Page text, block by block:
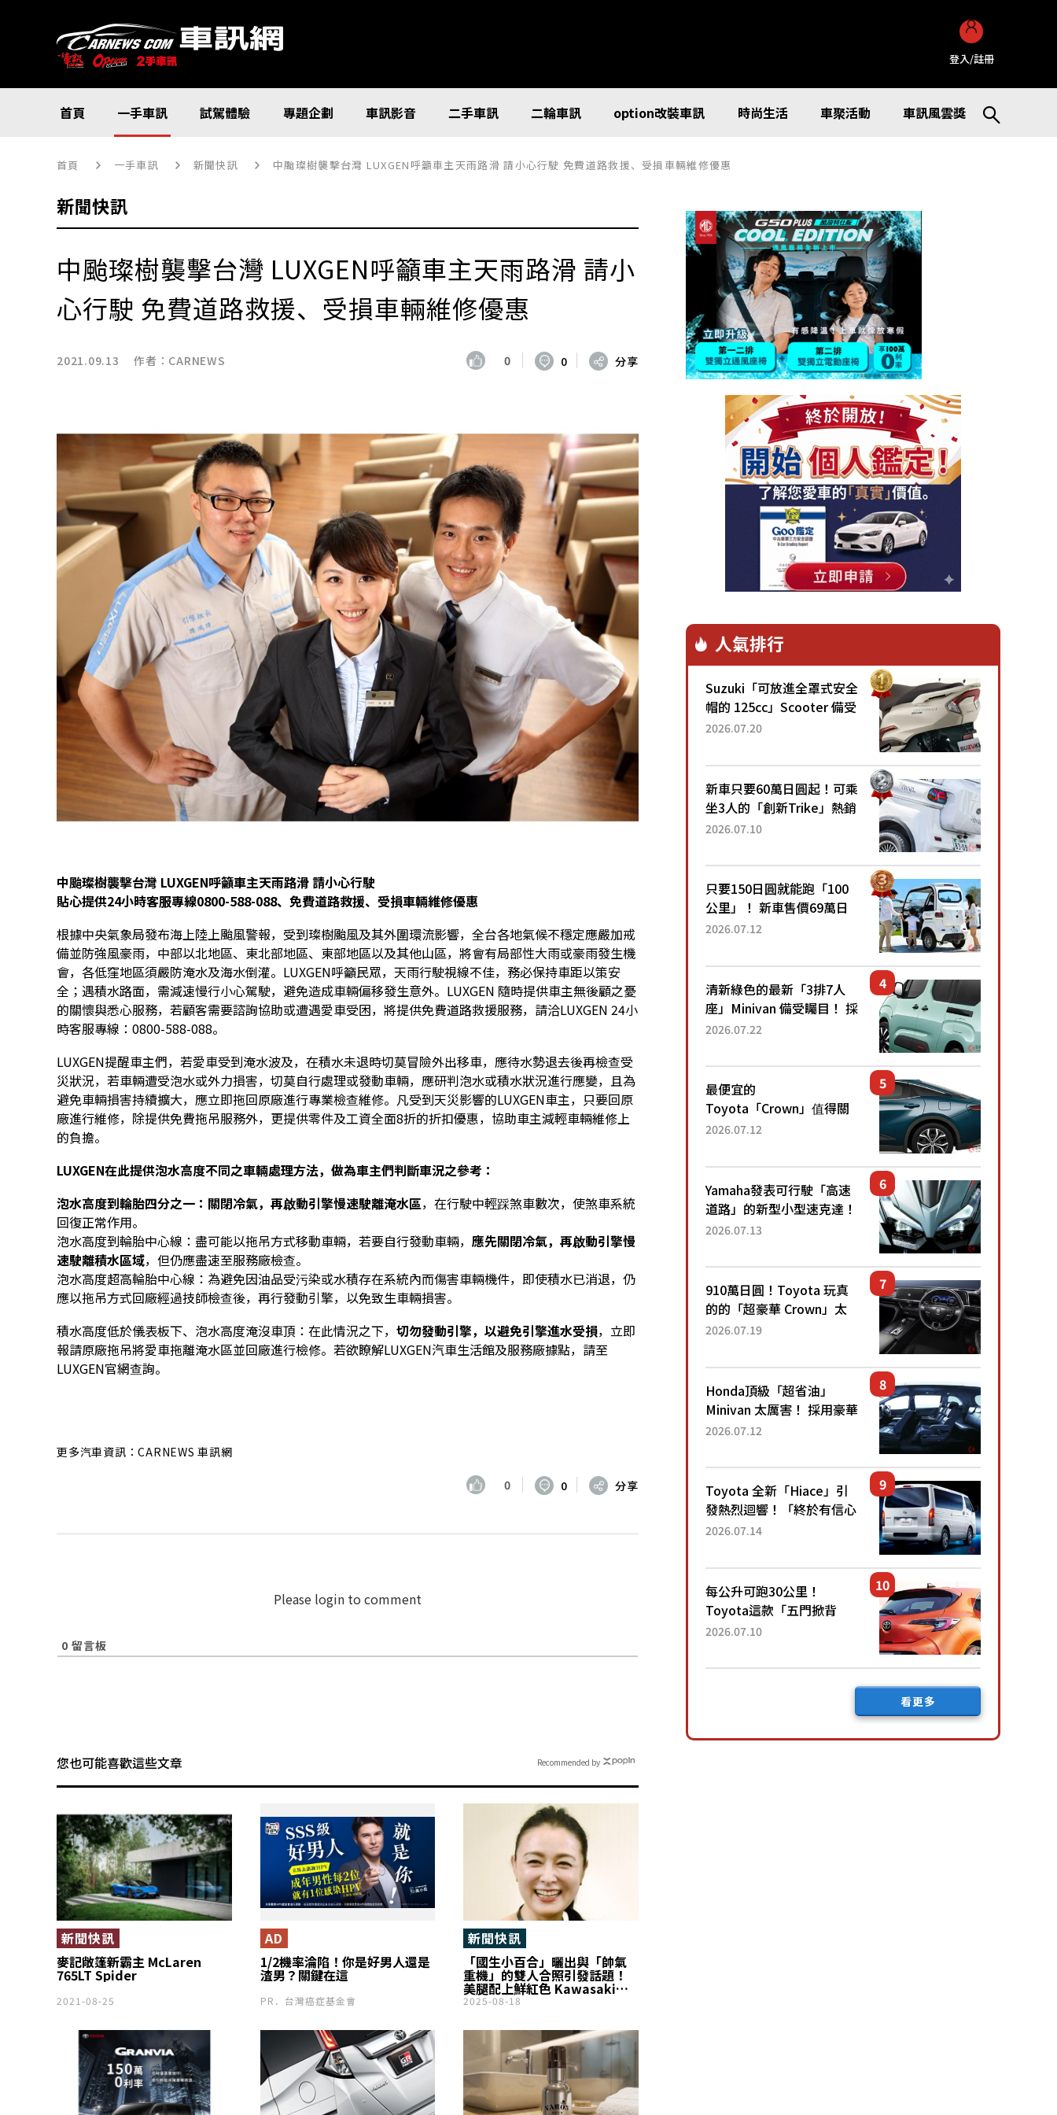
登入/註冊
首頁 一手車訊 試駕體驗 專題企劃 車訊影音 二手車訊 二輪車訊 option改裝車訊 時尚生活 車聚活動 車訊風雲獎
首頁 一手車訊 新聞快訊 中颱璨樹襲擊台灣 LUXGEN呼籲車主天雨路滑 請小心行駛 免費道路救援、受損車輛維修優惠
新聞快訊
中颱璨樹襲擊台灣 LUXGEN呼籲車主天雨路滑 請小
心行駛 免費道路救援、受損車輛維修優惠
2021.09.13 作者： CARNEWS 0 0 分享
中颱璨樹襲擊台灣 LUXGEN呼籲車主天雨路滑 請小心行駛
貼心提供24小時客服專線0800-588-088、免費道路救援、受損車輛維修優惠
根據中央氣象局發布海上陸上颱風警報，受到璨樹颱風及其外圍環流影響，全台各地氣候不穩定應嚴加戒
備並防強風豪雨，中部以北地區、東北部地區、東部地區以及其他山區，將會有局部性大雨或豪雨發生機
會，各低窪地區須嚴防淹水及海水倒灌。LUXGEN呼籲民眾，天雨行駛視線不佳，務必保持車距以策安
全；遇積水路面，需減速慢行小心駕駛，避免造成車輛偏移發生意外。LUXGEN 隨時提供車主無後顧之憂
的關懷與悉心服務，若顧客需要諮詢協助或遭遇愛車受困，將提供免費道路救援服務，請洽LUXGEN 24小
時客服專線：0800-588-088。
LUXGEN提醒車主們，若愛車受到淹水波及，在積水未退時切莫冒險外出移車，應待水勢退去後再檢查受
災狀況，若車輛遭受泡水或外力損害，切莫自行處理或發動車輛，應研判泡水或積水狀況進行應變，且為
避免車輛損害持續擴大，應立即拖回原廠進行專業檢查維修。凡受到天災影響的LUXGEN車主，只要回原
廠進行維修，除提供免費拖吊服務外，更提供零件及工資全面8折的折扣優惠，協助車主減輕車輛維修上
的負擔。
LUXGEN在此提供泡水高度不同之車輛處理方法，做為車主們判斷車況之參考：
泡水高度到輪胎四分之一：關閉冷氣，再啟動引擎慢速駛離淹水區，在行駛中輕踩煞車數次，使煞車系統
回復正常作用。
泡水高度到輪胎中心線：盡可能以拖吊方式移動車輛，若要自行發動車輛， 應先關閉冷氣，再啟動引擎慢
速駛離積水區域，但仍應盡速至服務廠檢查。
泡水高度超高輪胎中心線：為避免因油品受污染或水積存在系統內而傷害車輛機件，即使積水已消退，仍
應以拖吊方式回廠經過技師檢查後，再行發動引擎，以免致生車輛損害。
積水高度低於儀表板下、泡水高度淹沒車頂：在此情況之下， 切勿發動引擎，以避免引擎進水受損，立即
報請原廠拖吊將愛車拖離淹水區並回廠進行檢修。若欲瞭解LUXGEN汽車生活館及服務廠據點，請至
LUXGEN官網查詢。
更多汽車資訊：CARNEWS 車訊網
0 0 分享
Please login to comment
0 留言板
您也可能喜歡這些文章
麥記敞篷新霸主 McLaren
765LT Spider
新聞快訊
2021-08-25
1/2機率淪陷！你是好男人還是
渣男？關鍵在這
AD
PR．台灣癌症基金會
「國生小百合」曬出與「帥氣
重機」的雙人合照引發話題！
美腿配上鮮紅色 Kawasaki，
網友直呼「好有型」、「太美
引起不少迴響。
新聞快訊
2025-08-18
Recommended by
人氣排行
Suzuki「可放進全罩式安全
帽的 125cc」Scooter 備受
矚目！採用全新流線設計與
已陸續開始出口的新款
「B...
2026.07.20
新車只要60萬日圓起！可乘
坐3人的「創新Trike」熱銷
大賣成為人氣車款！「養車
日圓就能跑100公里」「小
朋友坐得...
2026.07.10
只要150日圓就能跑「100
公里」！ 新車售價69萬日
圓的「3人座」Trike大受歡
為何能迅速熱賣？
2026.07.12
清新綠色的最新「3排7人
座」Minivan 備受矚目！ 採
用全長4.7公尺剛剛好的車
還推出467萬元日圓起的5
人座版...
2026.07.22
最便宜的
Toyota「Crown」值得關
注！ 搭載4WD、每公升
眼！ 配備豐富、超越售價
水準，堪稱高CP值代表的
「...
2026.07.12
Yamaha發表可行駛「高速
道路」的新型小型速克達！
搭載能享受超強勁「渦輪
高階「Super Sport」車款
相同的...
2026.07.13
910萬日圓！Toyota 玩真
的的「超豪華 Crown」太
厲害了！採用由「匠人技
運動化「底盤設定」！還配
備專屬豪華...
2026.07.19
Honda頂級「超省油」
Minivan 太厲害！ 採用豪華
「真皮座椅」與專屬「黑色
公里，兼具優異節能表現與
舒適「三...
2026.07.12
Toyota 全新「Hiace」引
發熱烈迴響！「終於有信心
下訂了！」「哪個等級交車
後竟然還要等「超過半年」
才能交車？...
2026.07.14
每公升可跑30公里！
Toyota這款「五門掀背
車」真的很厲害！ 擁有全
尺寸」，配備全面升級！
2026.07.10
看更多